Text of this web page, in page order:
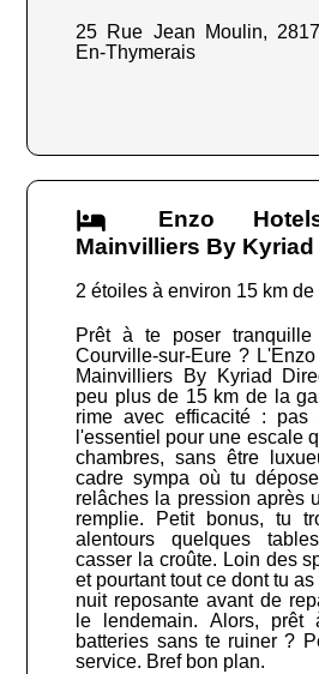
25 Rue Jean Moulin,
En-Thymerais
Enzo
Mainvilliers By
2 étoiles à environ 15 km de
Prêt à te poser
Courville-sur-Eure ?
Mainvilliers By Kyriad
peu plus de 15 km de la
rime avec efficacité : pas
l'essentiel pour une escale
chambres, sans être
cadre sympa où tu
relâches la pression après
remplie. Petit bonus, tu
alentours quelques
casser la croûte. Loin des
et pourtant tout ce dont tu
nuit reposante avant de
le lendemain. Alors, prêt
batteries sans te ruiner ?
service. Bref bon plan.